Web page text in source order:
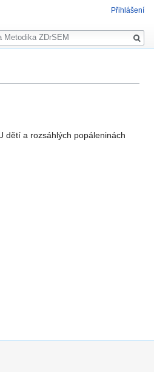
dětí a rozsáhlých popáleninách
Přihlášení